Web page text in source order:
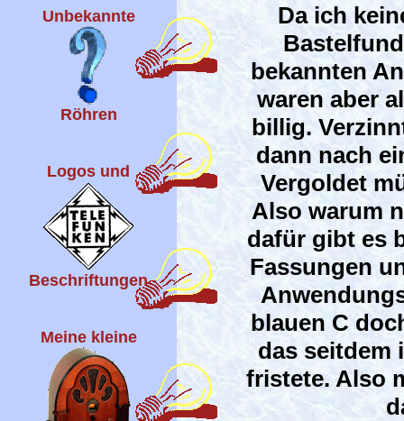
Unbekannte
Röhren
Logos und
Beschriftungen
Meine kleine
Da ich
bekannten
waren aber
billig.
dann nach
Vergoldet
Also warum
dafür gibt es
Fassungen
blauen C
das seitdem
fristete. Also